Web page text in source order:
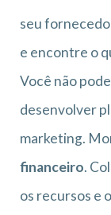
seu
e encontre o
Você não
desenvolver
marketing.
financeiro.
os recursos e